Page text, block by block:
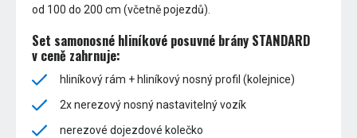
od 100 do 200 cm (včetně pojezdů).
Set samonosné hliníkové posuvné brány STANDARD
v ceně zahrnuje:
hliníkový rám + hliníkový nosný profil (kolejnice)
2x nerezový nosný nastavitelný vozík
nerezové dojezdové kolečko